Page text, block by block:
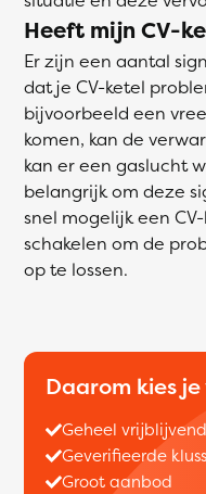
Heeft mijn CV-
Er zijn een aantal
dat je CV-ketel
bijvoorbeeld een
komen, kan de
kan er een gaslucht
belangrijk om deze
snel mogelijk een
schakelen om de
op te lossen.
Daarom kies
Geheel vrijblijvend
Geverifieerde
Groot aanbod